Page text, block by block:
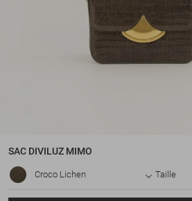
SAC DIVILUZ MIMO
Croco Lichen Taille